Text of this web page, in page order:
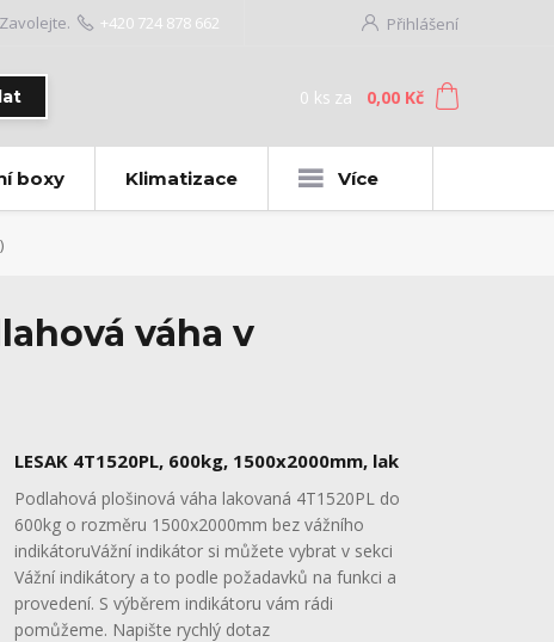
Přihlášení
+420 724 878 662
0 ks za 0,00 Kč
boxy Klimatizace Více
váha v
LESAK 4T1520PL, 600kg, 1500x2000mm, lak
Podlahová plošinová váha lakovaná 4T1520PL do
600kg o rozměru 1500x2000mm bez vážního
indikátoruVážní indikátor si můžete vybrat v sekci
Vážní indikátory a to podle požadavků na funkci a
provedení. S výběrem indikátoru vám rádi
pomůžeme. Napište rychlý dotaz